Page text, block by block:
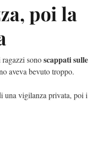
poi la
sonoscappati sulle
aveva bevuto troppo.
una vigilanza privata, poi i